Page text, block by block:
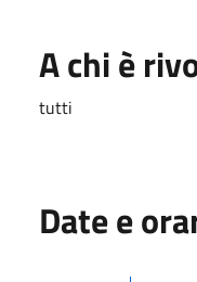
A chi è
tutti
Date e